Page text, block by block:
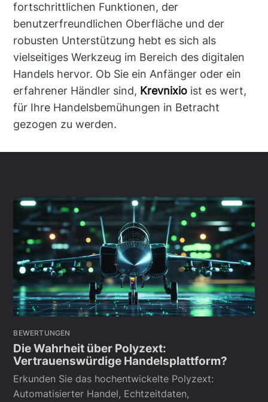
fortschrittlichen Funktionen, der
benutzerfreundlichen Oberfläche und der
robusten Unterstützung hebt es sich als
vielseitiges Werkzeug im Bereich des digitalen
Handels hervor. Ob Sie ein Anfänger oder ein
erfahrener Händler sind, Krevnixio ist es wert,
für Ihre Handelsbemühungen in Betracht
gezogen zu werden.
BEWERTUNGEN
Die Wahrheit über Polyzext:
Vertrauenswürdige Handelsplattform?
Erkunden Sie das hochentwickelte Polyzext:
Automatisierter Handel, Echtzeitdaten,